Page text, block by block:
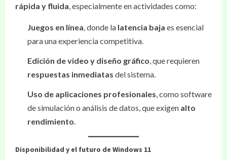
rápida y fluida, especialmente en actividades como:
Juegos en línea, donde la latencia baja es esencial
para una experiencia competitiva.
Edición de video y diseño gráfico, que requieren
respuestas inmediatas del sistema.
Uso de aplicaciones profesionales, como software
de simulación o análisis de datos, que exigen alto
rendimiento.
Disponibilidad y el futuro de Windows 11